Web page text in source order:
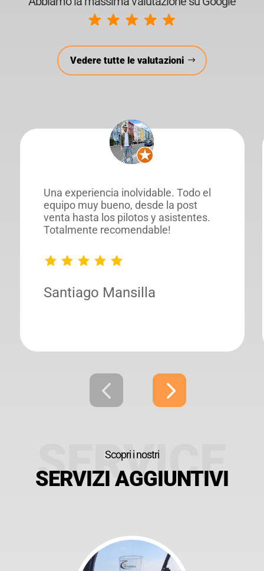
Vedere tutte le valutazioni
Una experiencia inolvidable. Todo el
equipo muy bueno, desde la post
venta hasta los pilotos y asistentes.
Totalmente recomendable!
Santiago Mansilla
Scopri i nostri
SERVIZI AGGIUNTIVI